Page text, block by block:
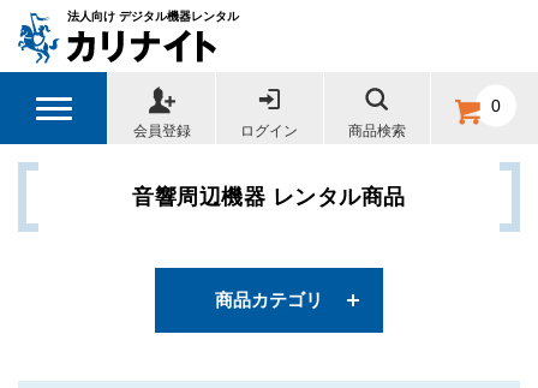
法人向け デジタル機器レンタル
会員登録 ログイン 商品検索
0
音響周辺機器 レンタル商品
商品カテゴリ